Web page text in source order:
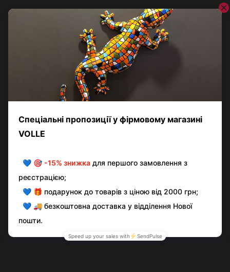
Додайте перший відгук
Написати відгук
Повна версія сайту